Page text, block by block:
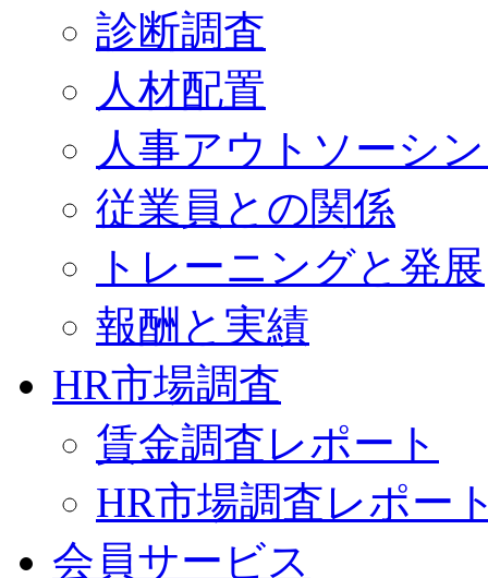
診断調査
人材配置
人事アウトソーシ
従業員との関係
トレーニングと発展
報酬と実績
HR市場調査
賃金調査レポート
HR市場調査レポー
会員サービス